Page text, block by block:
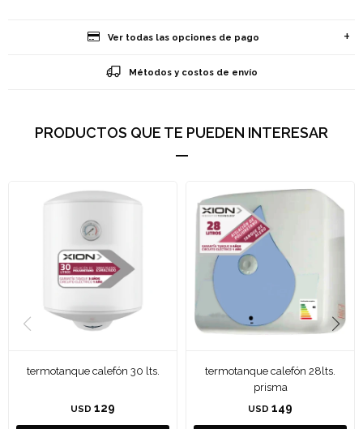
Ver todas las opciones de pago
Métodos y costos de envío
PRODUCTOS QUE TE PUEDEN INTERESAR
termotanque calefón 30 lts.
USD 129
termotanque calefón 28lts.
prisma
USD 149